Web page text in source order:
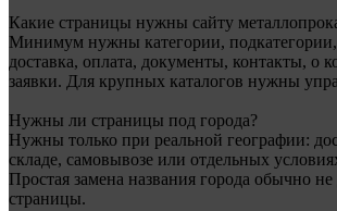
Какие страницы нужны сайту
Минимум нужны категории, подкатегории,
доставка, оплата, документы, контакты, о
заявки. Для крупных каталогов нужны
Нужны ли страницы под города?
Нужны только при реальной географии:
складе, самовывозе или отдельных
Простая замена названия города обычно не
страницы.